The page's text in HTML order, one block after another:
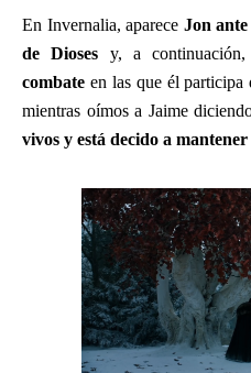
En Invernalia, aparece Jon
de Dioses y, a
combate en las que él participa
mientras oímos a Jaime
vivos y está decido a mantener